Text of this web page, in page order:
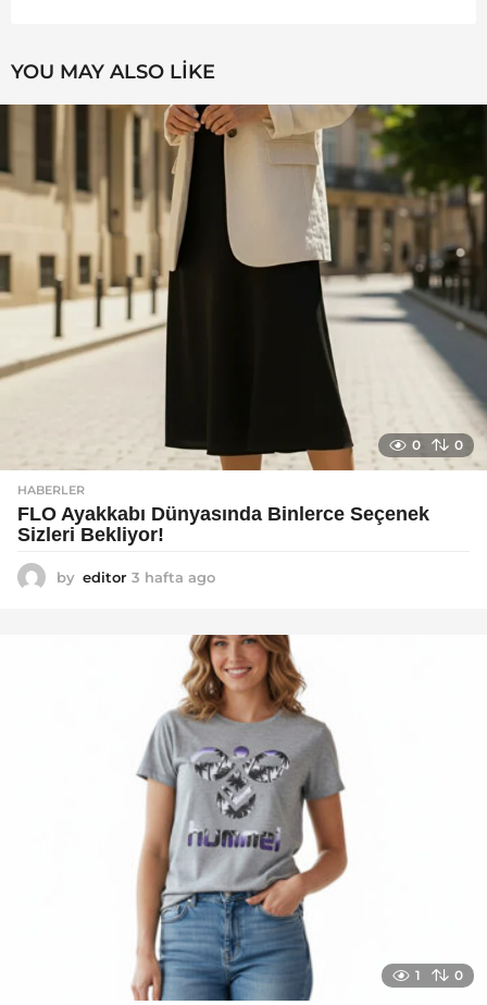
YOU MAY ALSO LIKE
0 0
HABERLER
FLO Ayakkabı Dünyasında Binlerce Seçenek
Sizleri Bekliyor!
by editor 3 hafta ago
a
g
o
1 0